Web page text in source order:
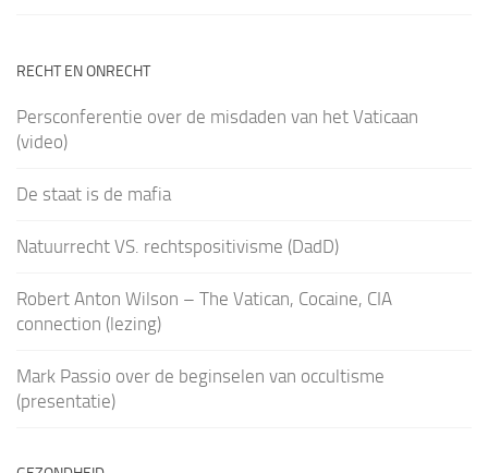
RECHT EN ONRECHT
Persconferentie over de misdaden van het Vaticaan
(video)
De staat is de mafia
Natuurrecht VS. rechtspositivisme (DadD)
Robert Anton Wilson – The Vatican, Cocaine, CIA
connection (lezing)
Mark Passio over de beginselen van occultisme
(presentatie)